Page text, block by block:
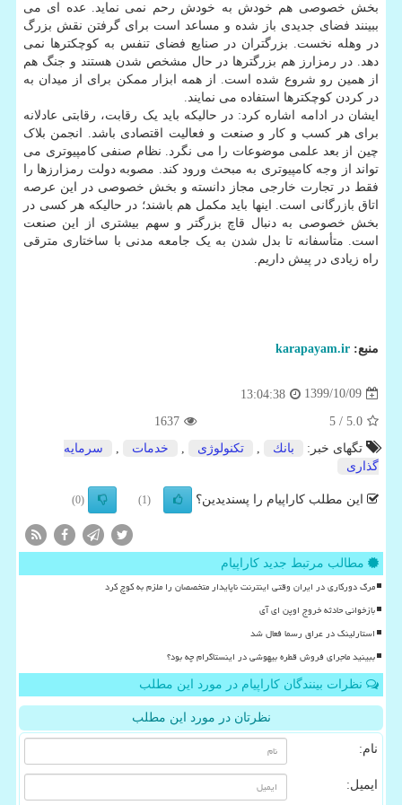
بخش خصوصی هم خودش به خودش رحم نمی نماید. عده ای می
ببینند فضای جدیدی باز شده و مساعد است برای گرفتن نقش بزرگ
در وهله نخست. بزرگتران در صنایع فضای تنفس به کوچکترها نمی
دهد. در رمزارز هم بزرگترها در حال مشخص شدن هستند و جنگ هم
از همین رو شروع شده است. از همه ابزار ممکن برای از میدان به
در کردن کوچکترها استفاده می نمایند.
ایشان در ادامه اشاره کرد: در حالیکه باید یک رقابت، رقابتی عادلانه
برای هر کسب و کار و صنعت و فعالیت اقتصادی باشد. انجمن بلاک
چین از بعد علمی موضوعات را می نگرد. نظام صنفی کامپیوتری می
تواند از وجه کامپیوتری به مبحث ورود کند. مصوبه دولت رمزارزها را
فقط در تجارت خارجی مجاز دانسته و بخش خصوصی در این عرصه
اتاق بازرگانی است. اینها باید مکمل هم باشند؛ در حالیکه هر کسی در
بخش خصوصی به دنبال قاچ بزرگتر و سهم بیشتری از این صنعت
است. متأسفانه تا بدل شدن به یک جامعه مدنی با ساختاری مترقی
راه زیادی در پیش داریم.
منبع: karapayam.ir
1399/10/09
13:04:38
5.0
/ 5
1637
تگهای خبر:
بانك تكنولوژی خدمات
سرمایه
گذاری
این مطلب کاراپیام را پسندیدین؟ (1)
(0)
مطالب مرتبط جدید کاراپیام
مرگ دورکاری در ایران وقتی اینترنت ناپایدار متخصصان را ملزم به کوچ کرد
بازخوانی حادثه خروج اوپن ای آی
استارلینک در عراق رسما فعال شد
ببینید ماجرای فروش قطره بیهوشی در اینستاگرام چه بود؟
نظرات بینندگان کاراپیام در مورد این مطلب
نظرتان در مورد این مطلب
نام:
ایمیل: